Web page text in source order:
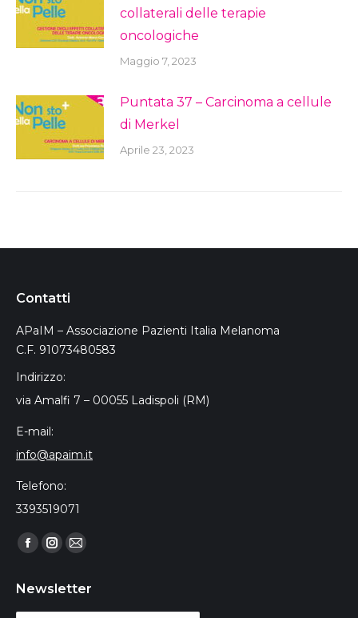
collaterali delle terapie
oncologiche
Maggio 7, 2023
Puntata 37 – Carcinoma a cellule
di Merkel
Aprile 23, 2023
Contatti
APaIM – Associazione Pazienti Italia Melanoma
C.F. 91073480583
Indirizzo:
via Amalfi 7 – 00055 Ladispoli (RM)
E-mail:
info@apaim.it
Telefono:
3393519071
Find us on:
Facebook
opens
Instagram
opens
Mail
opens
Newsletter